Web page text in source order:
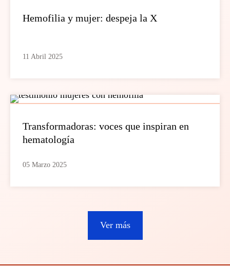
Hemofilia y mujer: despeja la X
11 Abril 2025
Transformadoras: voces que inspiran en
hematología
05 Marzo 2025
Ver más